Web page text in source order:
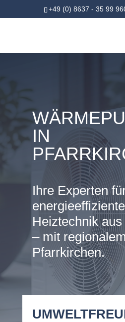
+49 (0) 8637 - 35 99
IN
Ihre Experten
energieeffiziente
Heiztechnik
– mit
Pfarrkirchen.